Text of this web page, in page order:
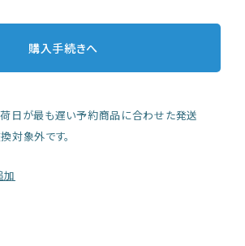
購入手続きへ
日が最も遅い予約商品に合わせた発送
対象外です。
加